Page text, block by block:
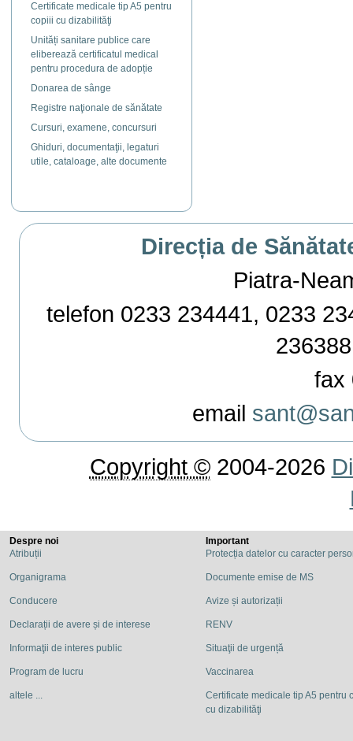
Certificate medicale tip A5 pentru
copiii cu dizabilităţi
Unități sanitare publice care
eliberează certificatul medical
pentru procedura de adopție
Donarea de sânge
Registre naţionale de sănătate
Cursuri, examene, concursuri
Ghiduri, documentaţii, legaturi
utile, cataloage, alte documente
Direcția de
Piatra-
telefon 0233 234441, 0233
fax
email
Copyright ©2004-2026
Despre noi
Atribuții
Organigrama
Conducere
Declarații de avere și de interese
Informaţii de interes public
Program de lucru
altele ...
Important
Protecția datelor cu caracter
Documente emise de MS
Avize și autorizații
RENV
Situaţii de urgență
Vaccinarea
Certificate medicale tip A5 pentru
cu dizabilităţi